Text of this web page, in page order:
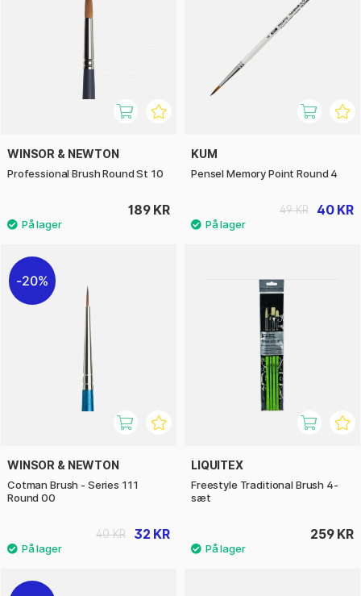
WINSOR & NEWTON
Professional Brush Round St 10
189 KR
KUM
Pensel Memory Point Round 4
40 KR
49 KR
20%
WINSOR & NEWTON
Cotman Brush - Series 111
Round 00
32 KR
40 KR
LIQUITEX
Freestyle Traditional Brush 4-
sæt
259 KR